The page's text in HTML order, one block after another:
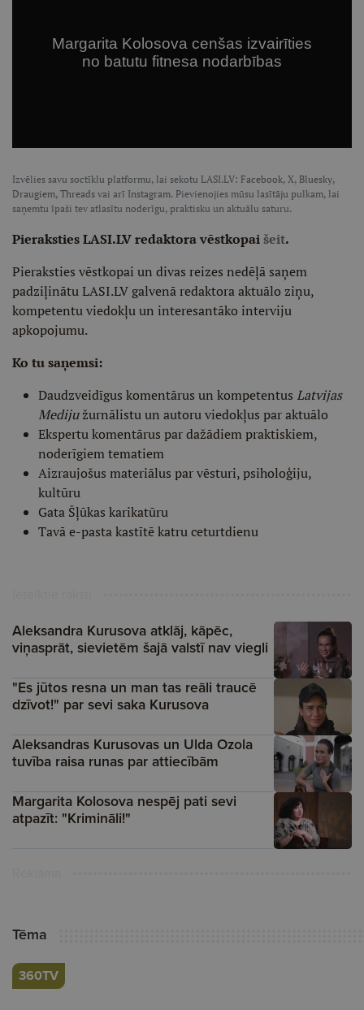
Izvēlies savu soctīklu platformu, lai sekotu LASI.LV: Facebook, X, Bluesky,
Draugiem, Threads vai arī Instagram. Pievienojies mūsu lasītāju pulkam, lai
saņemtu īpaši tev atlasītu noderīgu, praktisku un aktuālu saturu.
Pieraksties LASI.LV redaktora vēstkopaišeit.
Pieraksties vēstkopai un divas reizes nedēļā saņem
padziļinātu LASI.LV galvenā redaktora aktuālo ziņu,
kompetentu viedokļu un interesantāko interviju
apkopojumu.
Ko tu saņemsi:
Daudzveidīgus komentārus un kompetentus Latvijas
Medijužurnālistu un autoru viedokļus par aktuālo
Ekspertu komentārus par dažādiem praktiskiem,
noderīgiem tematiem
Aizraujošus materiālus par vēsturi, psiholoģiju,
kultūru
Gata Šļūkas karikatūru
Tavā e-pasta kastītē katru ceturtdienu
Aleksandra Kurusova atklāj, kāpēc,
viņasprāt, sievietēm šajā valstī nav viegli
"Es jūtos resna un man tas reāli traucē
dzīvot!" par sevi saka Kurusova
Aleksandras Kurusovas un Ulda Ozola
tuvība raisa runas par attiecībām
Margarita Kolosova nespēj pati sevi
atpazīt: "Krimināli!"
Tēma
360TV